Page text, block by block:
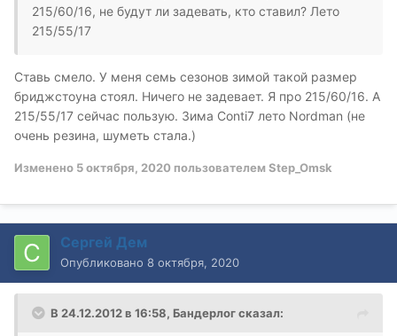
215/60/16, не будут ли задевать, кто ставил? Лето
215/55/17
Ставь смело. У меня семь сезонов зимой такой размер
бриджстоуна стоял. Ничего не задевает. Я про 215/60/16. А
215/55/17 сейчас пользую. Зима Conti7 лето Nordman (не
очень резина, шуметь стала.)
Изменено 5 октября, 2020 пользователем Step_Omsk
Сергей Дем
Опубликовано 8 октября, 2020
В 24.12.2012 в 16:58, Бандерлогсказал: